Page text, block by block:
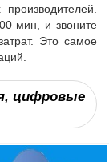
мин, и звоните
Это самое
цифровые